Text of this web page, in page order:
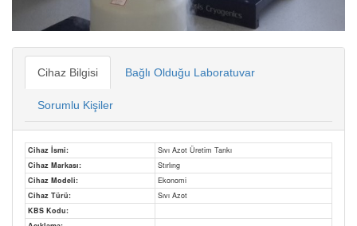
Cihaz Bilgisi Bağlı Olduğu Laboratuvar
Sorumlu Kişiler
Cihaz İsmi:
Sıvı Azot Üretim Tankı
Cihaz Markası:
Stırlıng
Cihaz Modeli:
Ekonomi
Cihaz Türü:
Sıvı Azot
KBS Kodu: